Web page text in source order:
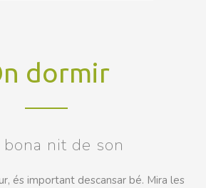
dormir
bona nit de son
és important descansar bé. Mira les